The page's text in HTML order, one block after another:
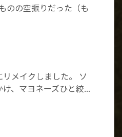
の空振りだった（も
メイクしました。 ソ
、マヨネーズひと絞...